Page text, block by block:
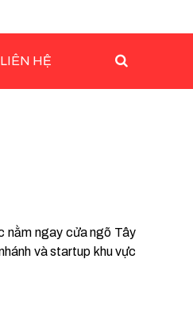
LIÊN HỆ
nằm ngay cửa ngõ Tây
và startup khu vực